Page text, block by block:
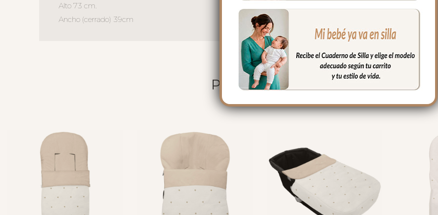
Alto 73 cm.
Ancho (cerrado) 39cm
PRODUCTOS RELACIONADOS